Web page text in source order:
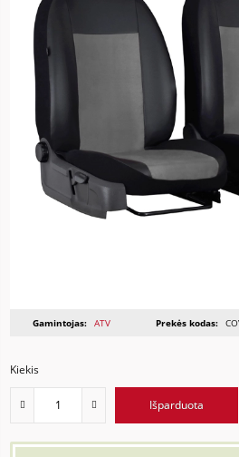
Gamintojas: ATV Prekės kodas:
Kiekis
Išparduota